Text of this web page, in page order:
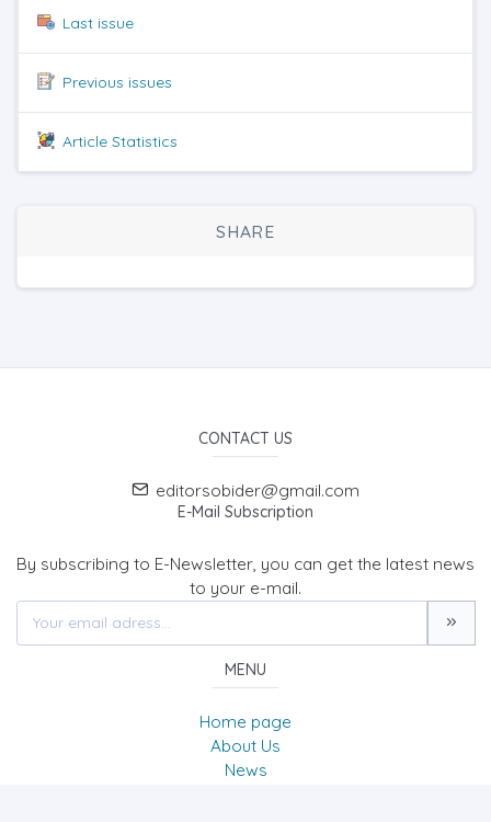
Last issue
Previous issues
Article Statistics
SHARE
CONTACT US
editorsobider@gmail.com
E-Mail Subscription
By subscribing to E-Newsletter, you can get the latest news
to your e-mail.
MENU
Home page
About Us
News